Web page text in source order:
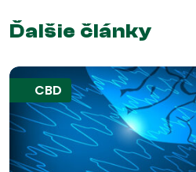
Ďalšie články
CBD